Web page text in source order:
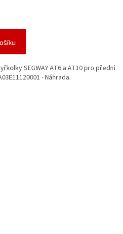
SEGWAY AT6 a AT10 pro přední
- Náhrada.